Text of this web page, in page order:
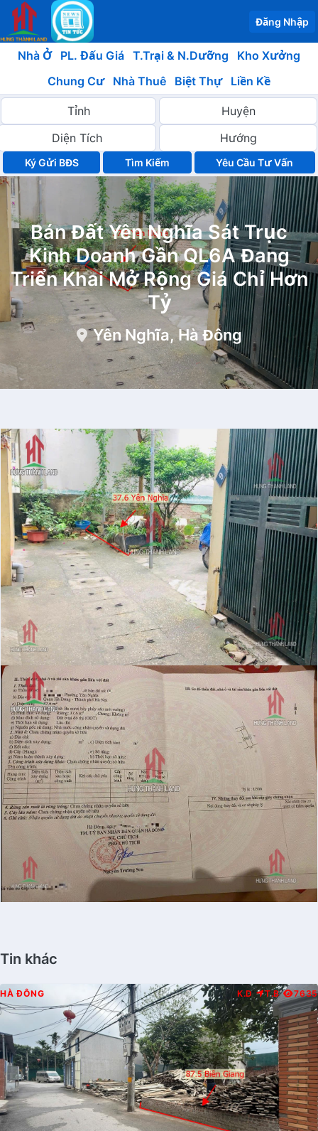
Đăng Nhập
Nhà Ở PL. Đấu Giá T.Trại & N.Dưỡng
Kho Xưởng
Chung Cư
Nhà Thuê Biệt Thự Liền Kề
Ký Gửi BĐS Yêu Cầu Tư Vấn
Bán Đất Yên Nghĩa Sát Trục
Kinh Doanh Gần QL6A Đang
Triển Khai Mở Rộng Giá Chỉ Hơn
Tỷ
Yên Nghĩa, Hà Đông
Tin khác
HÀ ĐÔNG K.D T.B 7635